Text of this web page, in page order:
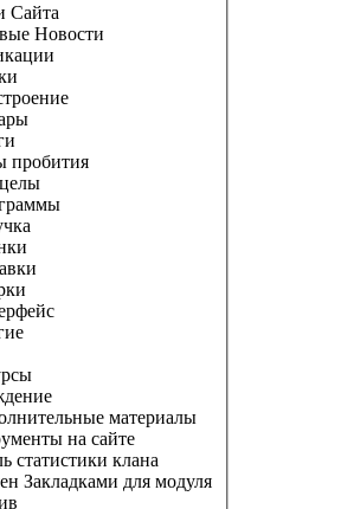
Сайта
Новости
материалы
на сайте
клана
для модуля